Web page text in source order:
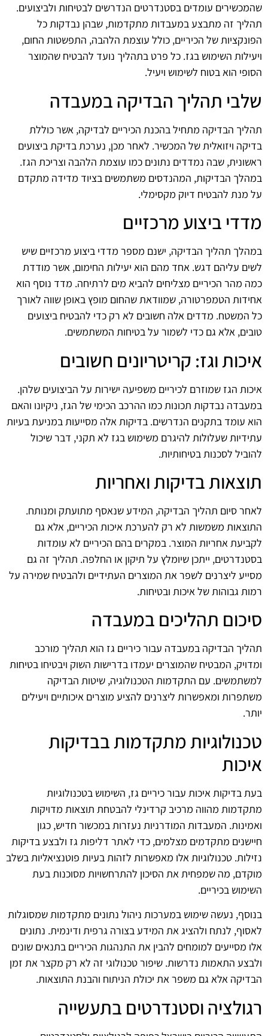
שהמכשירים עומדים בסטנדרטים הנדרשים לבטיחות ולביצועים.
תהליך זה מתבצע במעבדות מתקדמות, שבהן נבדקות כל
הפונקציות של הכיריים, כולל עוצמת הלהבה, התפשטות החום,
ויעילות השימוש בגז. כל פרט בתהליך נועד להבטיח שהמוצר
הסופי הוא בטוח לשימוש ויעיל.
שלבי תהליך הבדיקה במעבדה
תהליך הבדיקה מתחיל בהכנת הכיריים לבדיקה, אשר כוללת
בדיקה ויזואלית של המכשיר. לאחר מכן, נערכת בדיקת ביצועים
ראשונית, שבה נמדדים נתונים כמו עוצמת הלהבה וצריכת הגז.
במהלך הבדיקות, המהנדסים משתמשים בציוד מדידה מתקדם
על מנת להבטיח דיוק מקסימלי.
מדדי ביצוע מרכזיים
במהלך תהליך הבדיקה, ישנם מספר מדדי ביצוע מרכזיים שיש
לשים עליהם דגש. אחד מהם הוא יעילות החימום, אשר מודדת
כמה מהר הכיריים מצליחים להביא מים לרתיחה. מדד נוסף הוא
אחידות הטמפרטורה, שמוודאת שהחום מופץ באופן שווה לאורך
כל המשטח. מדדים אלה חשובים לא רק כדי להבטיח ביצועים
טובים, אלא גם כדי לשמור על בטיחות המשתמשים.
איכות וגז: קריטריונים חשובים
איכות הגז שמוזרם לכיריים משפיעה ישירות על הביצועים שלהן.
במעבדה נבדקות תכונות כמו ההרכב הכימי של הגז, ניקיונו והאם
הוא עומד בתקנים הנדרשים. בדיקות אלה מסייעות במניעת בעיות
עתידיות שעלולות להיגרם משימוש בגז לא תקני, דבר שיכול
להוביל לסכנות בטיחותיות.
תוצאות בדיקות ואחריות
לאחר סיום תהליך הבדיקה, המידע שנאסף מתועתק ומנותח.
התוצאות משמשות לא רק להערכת איכות הכיריים, אלא גם
לקביעת אחריות המוצר. במקרים בהם הכיריים לא עומדות
בסטנדרטים, ייתכן שיומלץ על תיקון או החלפה. תהליך זה גם
מסייע ליצרנים לשפר את המוצרים העתידיים ולהבטיח שמירה על
רמות גבוהות של איכות ובטיחות.
סיכום תהליכים במעבדה
תהליך הבדיקה במעבדה עבור כיריים גז הוא תהליך מורכב
ומדויק, המבטיח שהמוצרים יעמדו בדרישות השוק ויבטיחו בטיחות
למשתמשים. עם התקדמות הטכנולוגיה, שיטות הבדיקה
משתפרות ומאפשרות ליצרנים להציע מוצרים איכותיים ויעילים
יותר.
טכנולוגיות מתקדמות בבדיקות
איכות
בעת בדיקות איכות עבור כיריים גז, השימוש בטכנולוגיות
מתקדמות מהווה מרכיב קרדינלי להבטחת תוצאות מדויקות
ואמינות. המעבדות המודרניות נעזרות במכשור חדיש, כגון
חיישנים מתקדמים מצלמים, כדי לאתר דליפות גז ולבצע בדיקות
נזילות. טכנולוגיות אלו מאפשרות לזהות בעיות פוטנציאליות בשלב
מוקדם, מה שמפחית את הסיכון להתרחשויות מסוכנות בעת
השימוש בכיריים.
בנוסף, נעשה שימוש במערכות ניהול נתונים מתקדמות שמסוגלות
לאסוף, לנתח ולהציג את המידע בצורה גרפית ודינמית. נתונים
אלו מסייעים למומחים להבין את התנהגות הכיריים בתנאים שונים
ולבצע התאמות נדרשות. שיפור טכנולוגי זה לא רק מקצר את זמן
הבדיקה אלא גם משפר את יכולת הניתוח והבנת התוצאות.
רגולציה וסטנדרטים בתעשייה